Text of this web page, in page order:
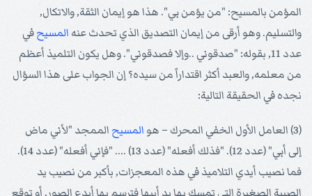
المؤمن بالمسيح: "من يؤمن بي". هذا هو إيمان الثقة, والاتكال,
والتسليم. وهو أرقى من إيمان التصديق الذي تحدث عنه المسيحفي
عدد 11, بقوله: "صدقوني ..وإلا فصدقوني". وهل يكون التلميذ أعظم
من معلمه, والعبد أكثر اقتداراً من سيده؟ إن الجواب على هذا السؤال
نجده في الحقيقة التالية:
(3) العامل الأول الخفي المحرك – هو المسيح الممجد "لأني ماض
إلى أبي" (عدد 12). "فذلك أفعله" (عدد 13) .... "فإني أفعله" (عدد 14).
فما نصيب أيدي التلاميذ في هذه المعجزات, بأكبر من نصيب يد
الصبية الصغيرة التي تمسك بها يد أبيها فترسم بها أبدع الصور, أو توقع